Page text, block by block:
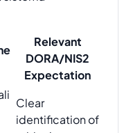
Relevant
DORA/NIS2
Expectation
Clear
identification of